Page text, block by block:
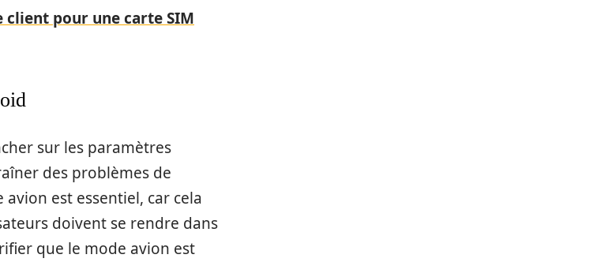
pour une carte SIM
sur les paramètres
des problèmes de
avion est essentiel, car cela
doivent se rendre dans
que le mode avion est